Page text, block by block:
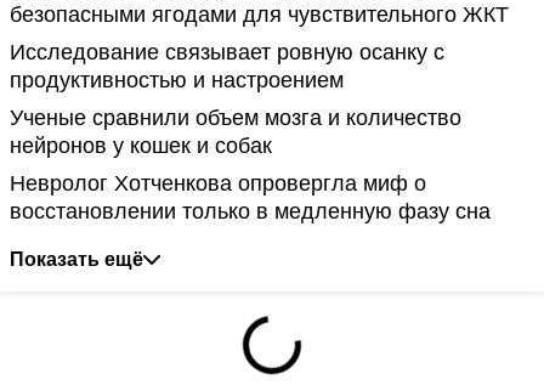
безопасными ягодами для чувствительного ЖКТ
Исследование связывает ровную осанку с
продуктивностью и настроением
Ученые сравнили объем мозга и количество
нейронов у кошек и собак
Невролог Хотченкова опровергла миф о
восстановлении только в медленную фазу сна
Показать ещё